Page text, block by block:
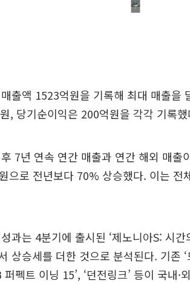
출액 1523억원을 기록해 최대 매출을
, 당기순이익은 200억원을 각각 기록했
7년 연속 연간 매출과 연간 해외 매출
으로 전년보다 70% 상승했다. 이는 전
과는 4분기에 출시된 ‘제노니아S: 시간
상승세를 더한 것으로 분석된다. 기존
퍼펙트 이닝 15’, ‘던전링크’ 등이 국내